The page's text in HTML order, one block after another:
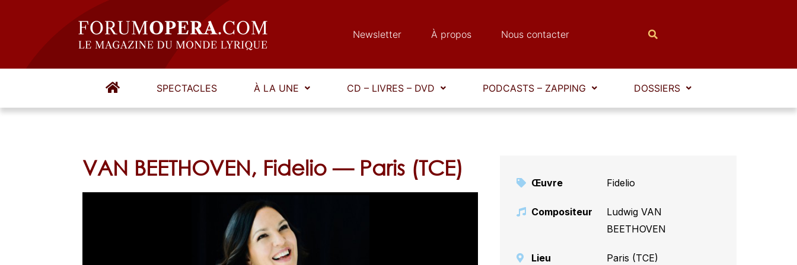
Newsletter À propos Nous contacter
SPECTACLES À LA UNE CD – LIVRES – DVD PODCASTS – ZAPPING DOSSIERS
VAN BEETHOVEN, Fidelio — Paris (TCE)
Œuvre Fidelio
Compositeur
Ludwig VAN
BEETHOVEN
Lieu Paris (TCE)